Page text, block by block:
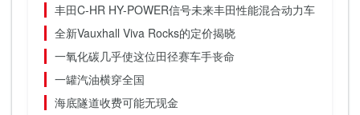
丰田C-HR HY-POWER信号未来丰田性能混合动力车
全新Vauxhall Viva Rocks的定价揭晓
一氧化碳几乎使这位田径赛车手丧命
一罐汽油横穿全国
海底隧道收费可能无现金